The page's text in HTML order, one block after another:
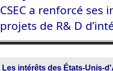
CSEC a renforcé ses
projets de R& D
Les intérêts des États-Unis-